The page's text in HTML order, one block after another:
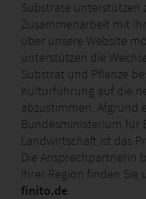
Substrate unterstützen
Zusammenarbeit mit
über unsere Website
unterstützen die
Substrat und Pflanze
Kulturführung auf die
abzustimmen. Afgrund
Bundesministerium für
Landwirtschaft ist das
Die Ansprechpartnerin
Ihrer Region finden Sie
finito.de.